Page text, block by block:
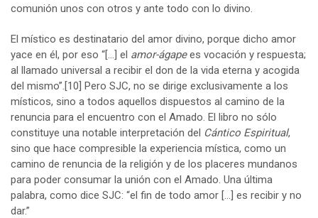
comunión unos con otros y ante todo con lo divino.
El místico es destinatario del amor divino, porque dicho amor
yace en él, por eso “[…] el amor-ágapees vocación y respuesta;
al llamado universal a recibir el don de la vida eterna y acogida
del mismo”.[10] Pero SJC, no se dirige exclusivamente a los
místicos, sino a todos aquellos dispuestos al camino de la
renuncia para el encuentro con el Amado. El libro no sólo
constituye una notable interpretación del Cántico Espiritual,
sino que hace compresible la experiencia mística, como un
camino de renuncia de la religión y de los placeres mundanos
para poder consumar la unión con el Amado. Una última
palabra, como dice SJC: “el fin de todo amor […] es recibir y no
dar.”